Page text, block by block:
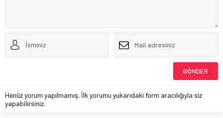
Henüz yorum yapılmamış. İlk yorumu yukarıdaki form aracılığıyla siz
yapabilirsiniz.